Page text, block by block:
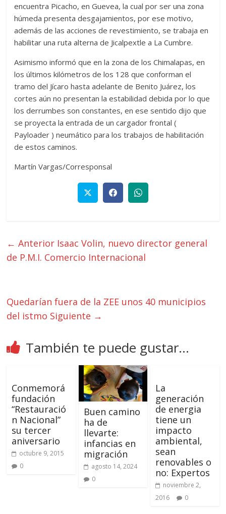
encuentra Picacho, en Guevea, la cual por ser una zona
húmeda presenta desgajamientos, por ese motivo,
además de las acciones de revestimiento, se trabaja en
habilitar una ruta alterna de Jicalpextle a La Cumbre.
Asimismo informó que en la zona de los Chimalapas, en
los últimos kilómetros de los 128 que conforman el
tramo del Jícaro hasta adelante de Benito Juárez, los
cortes aún no presentan la estabilidad debida por lo que
los derrumbes son constantes, en ese sentido dijo que
se proyecta la entrada de un cargador frontal (
Payloader ) neumático para los trabajos de habilitación
de estos caminos.
Martín Vargas/Corresponsal
← Anterior Isaac Volin, nuevo director general
de P.M.I. Comercio Internacional
Quedarían fuera de la ZEE unos 40 municipios
del istmo Siguiente →
También te puede gustar...
Conmemorá
fundación
“Restauració
n Nacional”
su tercer
aniversario
octubre 9, 2015
0
Buen camino
ha de
llevarte:
infancias en
migración
agosto 14, 2024
0
La
generación
de energia
tiene un
impacto
ambiental,
sean
renovables o
no: Expertos
noviembre 2,
2016
0